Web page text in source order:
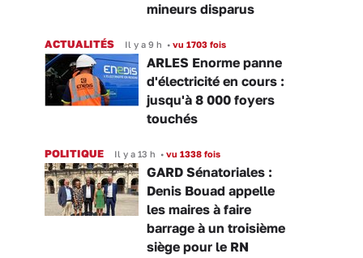
mineurs disparus
ACTUALITÉS Il y a 9 h • vu 1703 fois
ARLES Enorme panne
d'électricité en cours :
jusqu'à 8 000 foyers
touchés
POLITIQUE Il y a 13 h • vu 1338 fois
GARD Sénatoriales :
Denis Bouad appelle
les maires à faire
barrage à un troisième
siège pour le RN